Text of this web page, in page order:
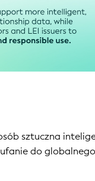
sztuczna
do globalnego